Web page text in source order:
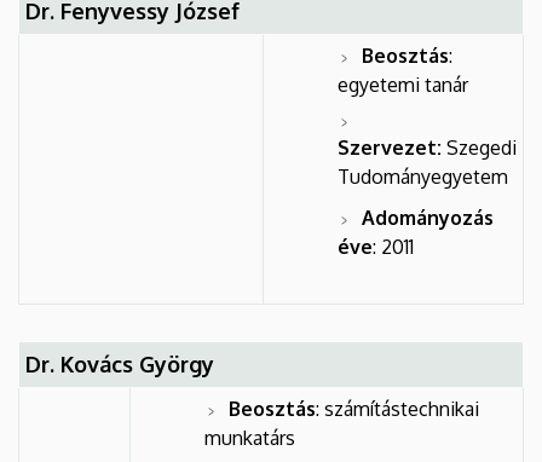
Dr. Fenyvessy József
Beosztás:
egyetemi tanár
Szervezet: Szegedi
Tudományegyetem
Adományozás
éve: 2011
Dr. Kovács György
Beosztás: számítástechnikai
munkatárs